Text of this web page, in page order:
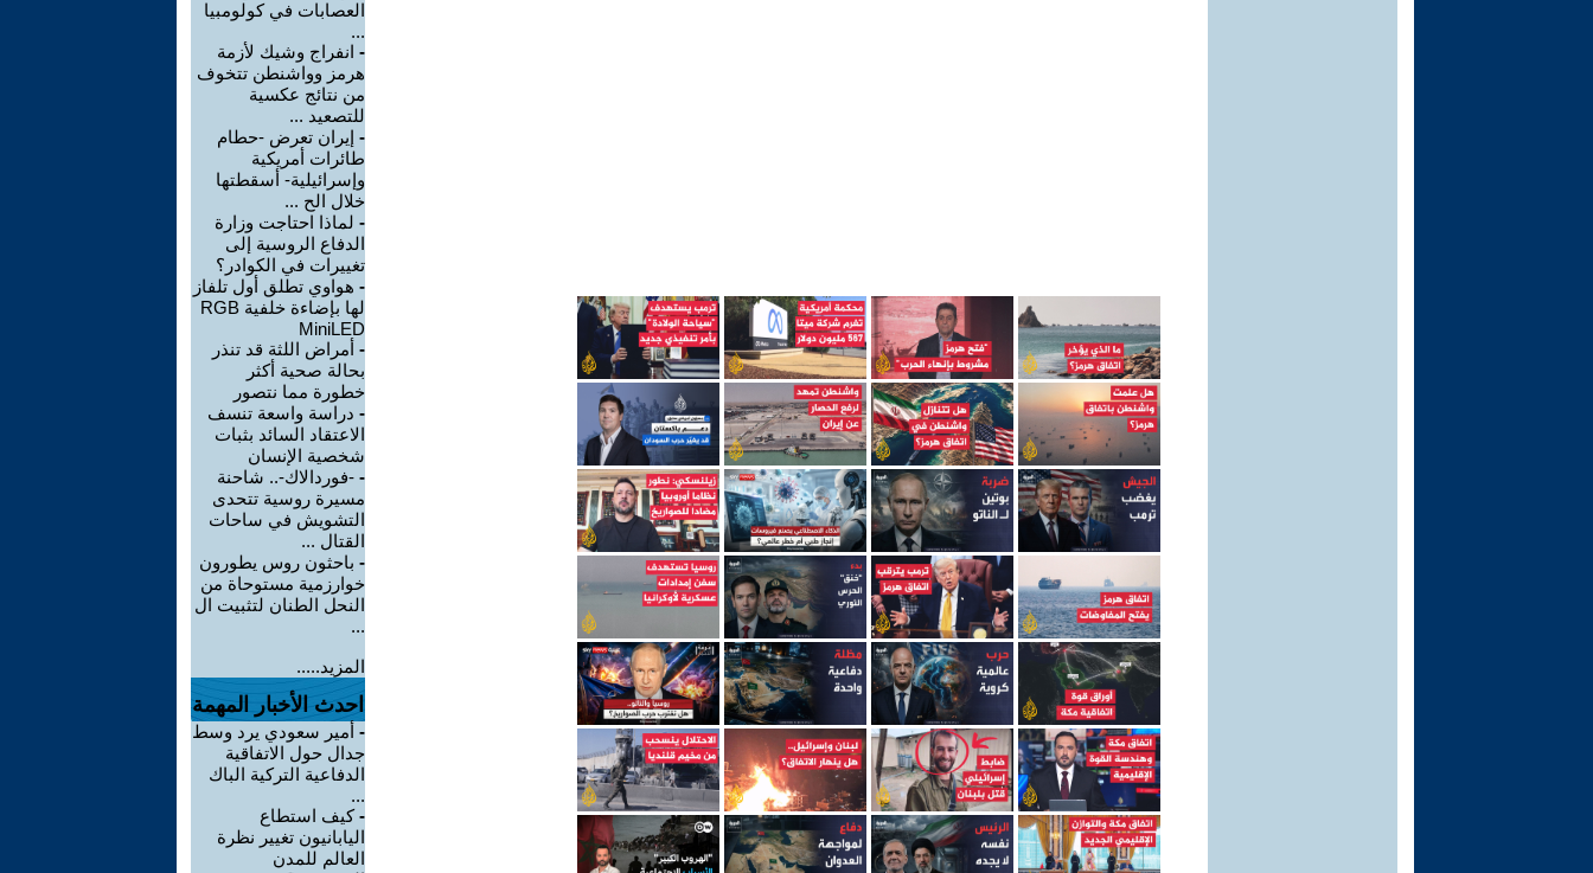
العصابات في كولومبيا
...
- انفراج وشيك لأزمة
هرمز وواشنطن تتخوف
من نتائج عكسية
للتصعيد ...
- إيران تعرض -حطام
طائرات أمريكية
وإسرائيلية- أسقطتها
خلال الح ...
- لماذا احتاجت وزارة
الدفاع الروسية إلى
تغييرات في الكوادر؟
- هواوي تطلق أول تلفاز
لها بإضاءة خلفية RGB
MiniLED
- أمراض اللثة قد تنذر
بحالة صحية أكثر
خطورة مما نتصور
- دراسة واسعة تنسف
الاعتقاد السائد بثبات
شخصية الإنسان
- -فوردالاك-.. شاحنة
مسيرة روسية تتحدى
التشويش في ساحات
القتال ...
- باحثون روس يطورون
خوارزمية مستوحاة من
النحل الطنان لتثبيت ال
...
المزيد.....
احدث الأخبار المهمة
- أمير سعودي يرد وسط
جدال حول الاتفاقية
الدفاعية التركية الباك
...
-كيف استطاع
اليابانيون تغيير نظرة
العالم للمدن